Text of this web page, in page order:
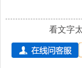
看文字